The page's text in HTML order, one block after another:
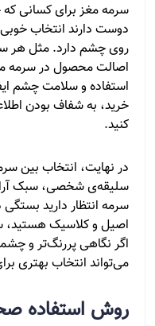
سرمه مغز برای کسانی که
دوست دارند انتخاب
روی چشم دارد. مثل هر
اصالت محصول در سرمه
استفاده و سلامت چشم
خرید، به شفاف بودن
کنید.
در نهایت، انتخاب بین
سلیقه‌ی شخصی، سبک
سرمه انتظار دارید
اصیل و کلاسیک هستید،
اگر نگاهی پررنگ‌تر و
می‌تواند انتخاب بهتری
روش استفاده